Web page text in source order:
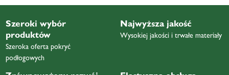
Szeroki wybór
produktów
Szeroka oferta pokryć
podłogowych
Najwyższa jakość
Wysokiej jakości i trwałe materiały